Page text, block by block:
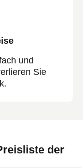
und
Sie
der